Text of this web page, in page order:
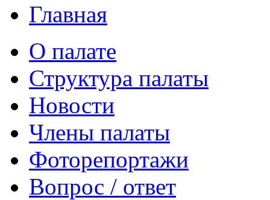
Главная
О палате
Структура палаты
Новости
Члены палаты
Фоторепортажи
Вопрос / ответ